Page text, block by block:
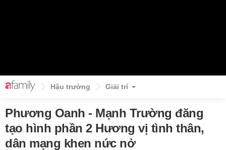
Hậu trường Giải trí
Phương Oanh - Mạnh Trường đăng
tạo hình phần 2 Hương vị tình thân,
dân mạng khen nức nở